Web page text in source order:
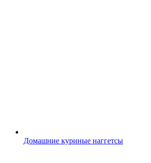
Домашние куриные наггетсы